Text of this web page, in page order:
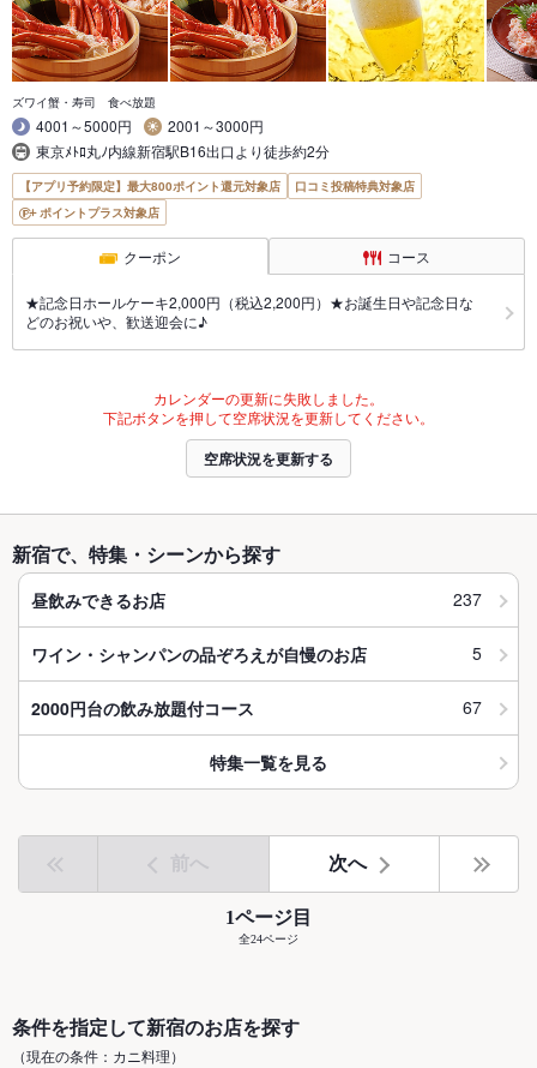
ズワイ蟹・寿司 食べ放題
4001～5000円
2001～3000円
東京ﾒﾄﾛ丸ﾉ内線新宿駅B16出口より徒歩約2分
【アプリ予約限定】最大800ポイント還元対象店
口コミ投稿特典対象店
ポイントプラス対象店
クーポン コース
★記念日ホールケーキ2,000円（税込2,200円）★お誕生日や記念日な
どのお祝いや、歓送迎会に♪
カレンダーの更新に失敗しました。
下記ボタンを押して空席状況を更新してください。
空席状況を更新する
新宿で、特集・シーンから探す
昼飲みできるお店 237
ワイン・シャンパンの品ぞろえが自慢のお店 5
2000円台の飲み放題付コース 67
特集一覧を見る
前へ 次へ
1ページ目
全24ページ
条件を指定して新宿のお店を探す
（現在の条件：カニ料理）